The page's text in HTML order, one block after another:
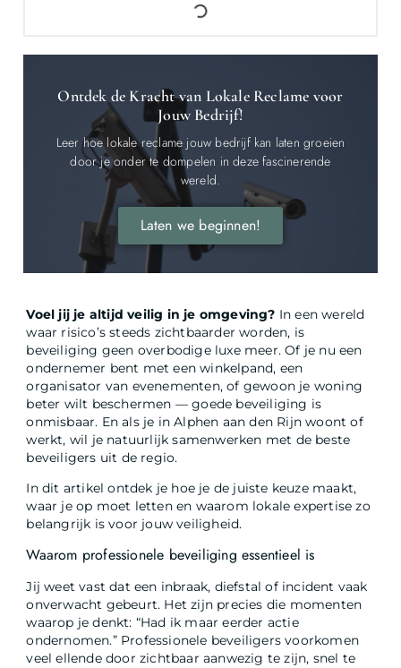
Voel jij je altijd veilig in je omgeving? In een wereld
waar risico’s steeds zichtbaarder worden, is
beveiliging geen overbodige luxe meer. Of je nu een
ondernemer bent met een winkelpand, een
organisator van evenementen, of gewoon je woning
beter wilt beschermen — goede beveiliging is
onmisbaar. En als je in Alphen aan den Rijn woont of
werkt, wil je natuurlijk samenwerken met de beste
beveiligers uit de regio.
In dit artikel ontdek je hoe je de juiste keuze maakt,
waar je op moet letten en waarom lokale expertise zo
belangrijk is voor jouw veiligheid.
Waarom professionele beveiliging essentieel is
Jij weet vast dat een inbraak, diefstal of incident vaak
onverwacht gebeurt. Het zijn precies die momenten
waarop je denkt: “Had ik maar eerder actie
ondernomen.” Professionele beveiligers voorkomen
veel ellende door zichtbaar aanwezig te zijn, snel te
Ontdek de Kracht van Lokale Reclame voor
Jouw Bedrijf!
Leer hoe lokale reclame jouw bedrijf kan laten groeien
door je onder te dompelen in deze fascinerende
wereld.
Laten we beginnen!